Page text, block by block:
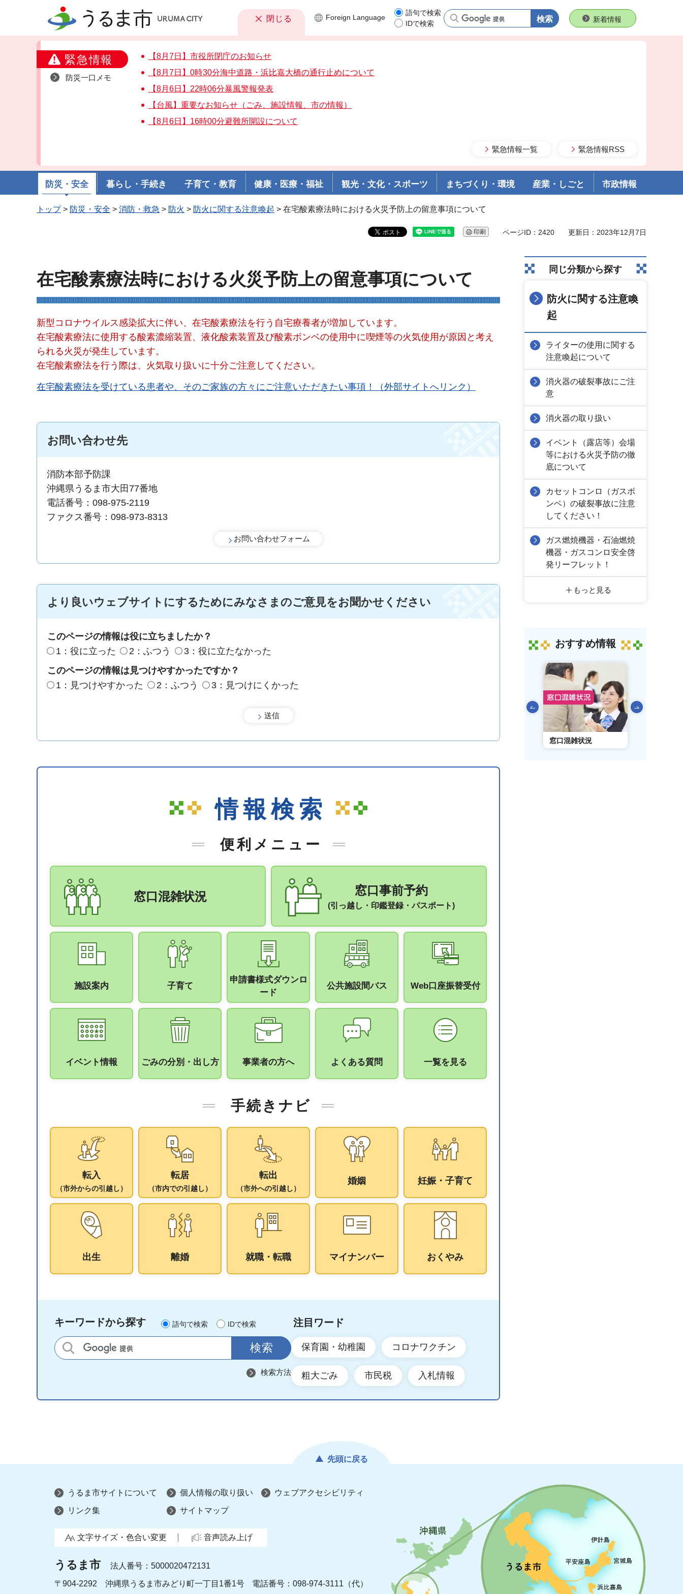
うるま市 閉じる
緊急情報
防災一口メモ
【8月7日】市役所閉庁のお知らせ
【8月7日】0時30分海中道路・浜比嘉大橋の通行止めについて
【8月6日】22時06分暴風警報発表
【台風】重要なお知らせ（ごみ、施設情報、市の情報）
【8月6日】16時00分避難所開設について
緊急情報一覧 緊急情報RSS
Foreign Language
語句で検索
IDで検索
語句で検索新着情報
防災・安全 暮らし・手続き 子育て・教育 健康・医療・福祉 観光・文化・スポーツ まちづくり・環境 産業・しごと 市政情報
トップ> 防災・安全 > 消防・救急 > 防火 > 防火に関する注意喚起 > 在宅酸素療法時における火災予防上の留意事項について
印刷 ページID：2420 更新日：2023年12月7日
在宅酸素療法時における火災予防上の留意事項について
新型コロナウイルス感染拡大に伴い、在宅酸素療法を行う自宅療養者が増加しています。
在宅酸素療法に使用する酸素濃縮装置、液化酸素装置及び酸素ボンベの使用中に喫煙等の火気使用が原因と考え
られる火災が発生しています。
在宅酸素療法を行う際は、火気取り扱いに十分ご注意してください。
在宅酸素療法を受けている患者や、そのご家族の方々にご注意いただきたい事項！（外部サイトへリンク）
お問い合わせ先
消防本部予防課
沖縄県うるま市大田77番地
電話番号：098-975-2119
ファクス番号：098-973-8313
より良いウェブサイトにするためにみなさまのご意見をお聞かせください
このページの情報は役に立ちましたか？
1：役に立った
2：ふつう
3：役に立たなかった
このページの情報は見つけやすかったですか？
1：見つけやすかった
2：ふつう 3：見つけにくかった
情報検索
便利メニュー
窓口混雑状況 窓口事前予約
(引っ越し・印鑑登録・パスポート)
施設案内 子育て
申請書様式ダウンロ
ード
公共施設間バス Web口座振替受付
イベント情報 ごみの分別・出し方 事業者の方へ よくある質問 一覧を見る
手続きナビ
転入
（市外からの引越し）
転居
（市内での引越し）
転出
（市外への引越し）
婚姻 妊娠・子育て
出生 離婚 就職・転職 マイナンバー おくやみ
キーワードから探す 語句で検索 IDで検索
サイト内検索
検索方法
注目ワード
保育園・幼稚園 コロナワクチン
粗大ごみ 市民税 入札情報
同じ分類から探す
防火に関する注意喚
起
ライターの使用に関する
注意喚起について
消火器の破裂事故にご注
意
消火器の取り扱い
イベント（露店等）会場
等における火災予防の徹
底について
カセットコンロ（ガスボ
ンベ）の破裂事故に注意
してください！
ガス燃焼機器・石油燃焼
機器・ガスコンロ安全啓
発リーフレット！
もっと見る
おすすめ情報
前のスライドを表示
手続きナビ AIチャットボット 窓口混雑状況
先頭に戻る
うるま市サイトについて 個人情報の取り扱い ウェブアクセシビリティ
リンク集 サイトマップ
文字サイズ・色合い変更 音声読み上げ
うるま市 法人番号：5000020472131
〒904-2292 沖縄県うるま市みどり町一丁目1番1号
電話番号：098-974-3111（代）